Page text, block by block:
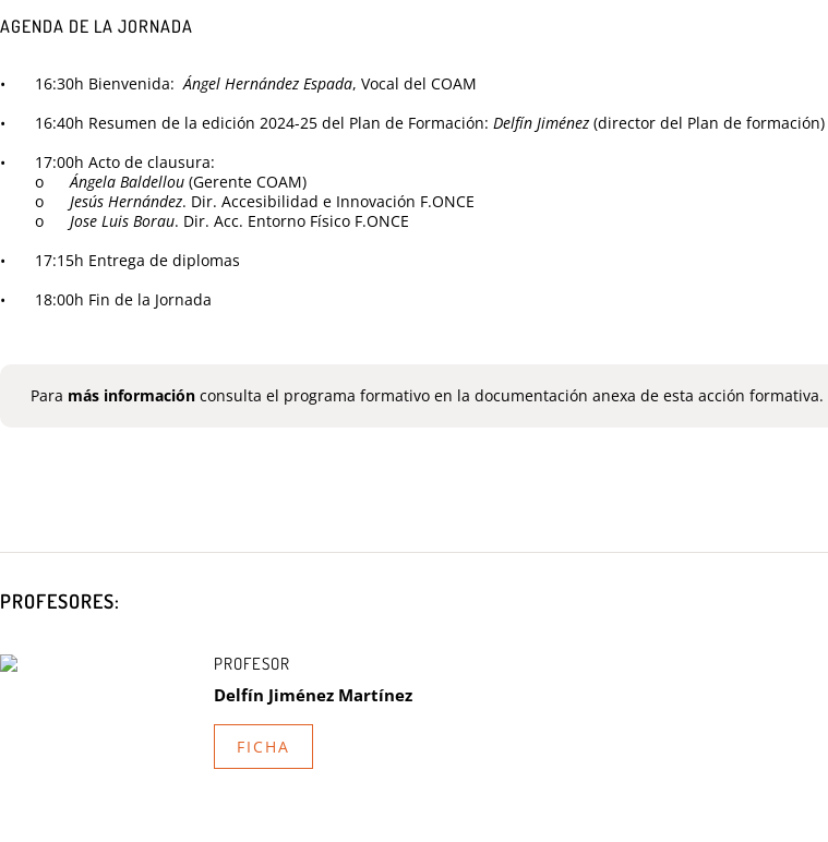
AGENDA DE LA JORNADA
• 16:30h Bienvenida:Ángel Hernández Espada, Vocal del COAM
•
16:40h Resumen de la edición 2024-25 del Plan de Formación: Delfín Jiménez (director del Plan de formación)
•
17:00h Acto de clausura:
o
Ángela Baldellou (Gerente COAM)
o
Jesús Hernández. Dir. Accesibilidad e Innovación F.ONCE
o
Jose Luis Borau. Dir. Acc. Entorno Físico F.ONCE
•
17:15h Entrega de diplomas
•
18:00h Fin de la Jornada
Para más información consulta el programa formativo en la documentación anexa de esta acción formativa.
PROFESORES:
PROFESOR
Delfín Jiménez Martínez
FICHA